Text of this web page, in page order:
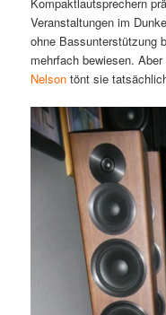
Veranstaltungen im
ohne Bassunterstützung
mehrfach bewiesen.
Nelsontönt sie